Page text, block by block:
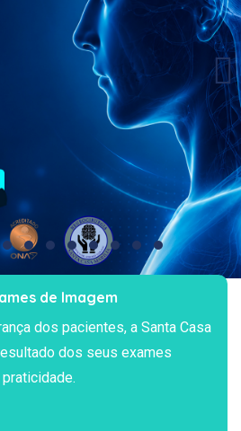
de Imagem
dos pacientes, a Santa Casa
dos seus exames